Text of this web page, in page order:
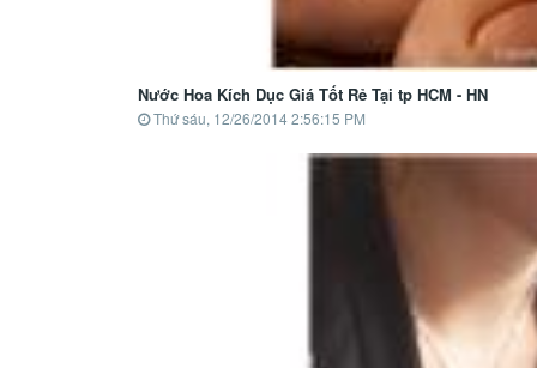
Nước Hoa Kích Dục Giá Tốt Rẻ Tại tp HCM - HN
Thứ sáu, 12/26/2014 2:56:15 PM